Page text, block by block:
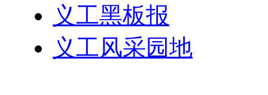
义工黑板报
义工风采园地